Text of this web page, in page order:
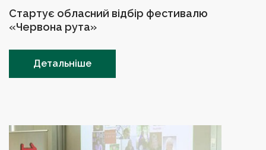
Стартує обласний відбір фестивалю
«Червона рута»
Детальніше